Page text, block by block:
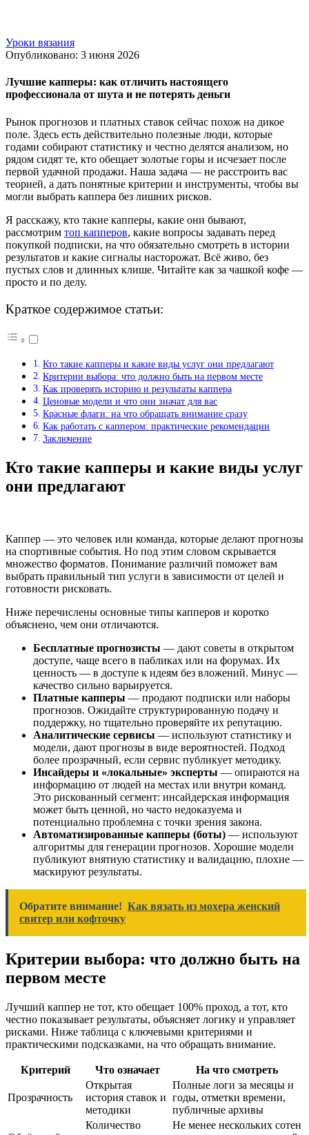
Уроки вязания
Опубликовано: 3 июня 2026
Лучшие капперы: как отличить настоящего
профессионала от шута и не потерять деньги
Рынок прогнозов и платных ставок сейчас похож на дикое
поле. Здесь есть действительно полезные люди, которые
годами собирают статистику и честно делятся анализом, но
рядом сидят те, кто обещает золотые горы и исчезает после
первой удачной продажи. Наша задача — не расстроить вас
теорией, а дать понятные критерии и инструменты, чтобы вы
могли выбрать каппера без лишних рисков.
Я расскажу, кто такие капперы, какие они бывают,
рассмотрим топ капперов, какие вопросы задавать перед
покупкой подписки, на что обязательно смотреть в истории
результатов и какие сигналы насторожат. Всё живо, без
пустых слов и длинных клише. Читайте как за чашкой кофе —
просто и по делу.
Краткое содержимое статьи:
Кто такие капперы и какие виды услуг они предлагают
Критерии выбора: что должно быть на первом месте
Как проверять историю и результаты каппера
Ценовые модели и что они значат для вас
Красные флаги: на что обращать внимание сразу
Как работать с каппером: практические рекомендации
Заключение
Кто такие капперы и какие виды услуг
они предлагают
Каппер — это человек или команда, которые делают прогнозы
на спортивные события. Но под этим словом скрывается
множество форматов. Понимание различий поможет вам
выбрать правильный тип услуги в зависимости от целей и
готовности рисковать.
Ниже перечислены основные типы капперов и коротко
объяснено, чем они отличаются.
Бесплатные прогнозисты — дают советы в открытом
доступе, чаще всего в пабликах или на форумах. Их
ценность — в доступе к идеям без вложений. Минус —
качество сильно варьируется.
Платные капперы — продают подписки или наборы
прогнозов. Ожидайте структурированную подачу и
поддержку, но тщательно проверяйте их репутацию.
Аналитические сервисы — используют статистику и
модели, дают прогнозы в виде вероятностей. Подход
более прозрачный, если сервис публикует методику.
Инсайдеры и «локальные» эксперты — опираются на
информацию от людей на местах или внутри команд.
Это рискованный сегмент: инсайдерская информация
может быть ценной, но часто недоказуема и
потенциально проблемна с точки зрения закона.
Автоматизированные капперы (боты) — используют
алгоритмы для генерации прогнозов. Хорошие модели
публикуют внятную статистику и валидацию, плохие —
маскируют результаты.
Обратите внимание! Как вязать из мохера женский
свитер или кофточку
Критерии выбора: что должно быть на
первом месте
Лучший каппер не тот, кто обещает 100% проход, а тот, кто
честно показывает результаты, объясняет логику и управляет
рисками. Ниже таблица с ключевыми критериями и
практическими подсказками, на что обращать внимание.
Критерий Что означает На что смотреть
Прозрачность
Открытая
история ставок и
методики
Полные логи за месяцы и
годы, отметки времени,
публичные архивы
Количество
Не менее нескольких сотен